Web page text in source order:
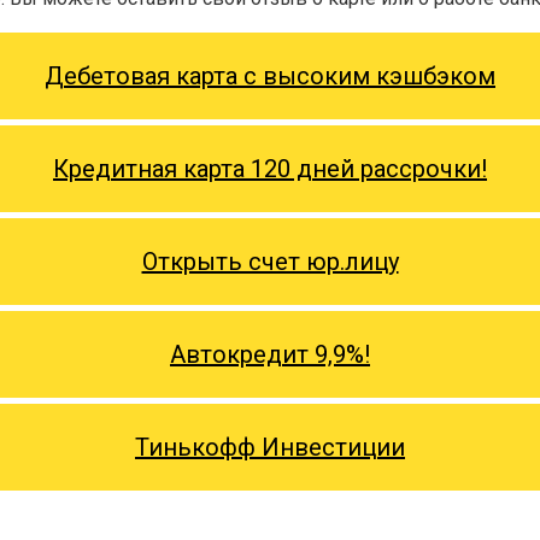
Дебетовая карта с высоким кэшбэком
Кредитная карта 120 дней рассрочки!
Открыть счет юр.лицу
Автокредит 9,9%!
Тинькофф Инвестиции